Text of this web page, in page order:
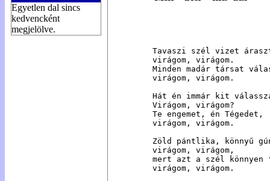
Egyetlen dal sincs
kedvencként
megjelölve.
Tavaszi szél vizet
virágom, virágom.
Minden madár társat
virágom, virágom.
Hát én immár kit
Virágom, virágom?
Te engemet, én Tégedet,
virágom, virágom.
Zöld pántlika, könnyű
virágom, virágom,
mert azt a szél
virágom, virágom.